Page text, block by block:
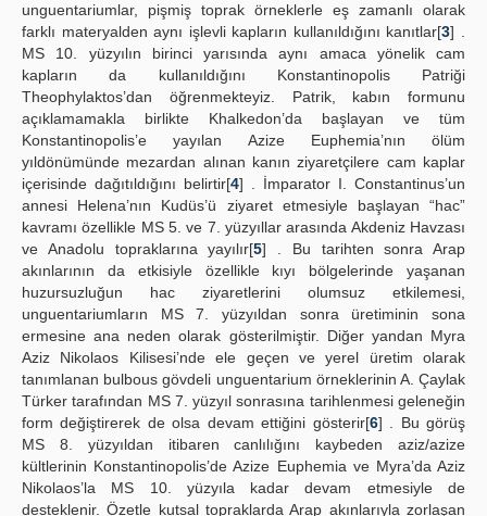
unguentariumlar, pişmiş toprak örneklerle eş zamanlı olarak
farklı materyalden aynı işlevli kapların kullanıldığını kanıtlar[3] .
MS 10. yüzyılın birinci yarısında aynı amaca yönelik cam
kapların da kullanıldığını Konstantinopolis Patriği
Theophylaktos’dan öğrenmekteyiz. Patrik, kabın formunu
açıklamamakla birlikte Khalkedon’da başlayan ve tüm
Konstantinopolis’e yayılan Azize Euphemia’nın ölüm
yıldönümünde mezardan alınan kanın ziyaretçilere cam kaplar
içerisinde dağıtıldığını belirtir[4] . İmparator I. Constantinus’un
annesi Helena’nın Kudüs’ü ziyaret etmesiyle başlayan “hac”
kavramı özellikle MS 5. ve 7. yüzyıllar arasında Akdeniz Havzası
ve Anadolu topraklarına yayılır[5] . Bu tarihten sonra Arap
akınlarının da etkisiyle özellikle kıyı bölgelerinde yaşanan
huzursuzluğun hac ziyaretlerini olumsuz etkilemesi,
unguentariumların MS 7. yüzyıldan sonra üretiminin sona
ermesine ana neden olarak gösterilmiştir. Diğer yandan Myra
Aziz Nikolaos Kilisesi’nde ele geçen ve yerel üretim olarak
tanımlanan bulbous gövdeli unguentarium örneklerinin A. Çaylak
Türker tarafından MS 7. yüzyıl sonrasına tarihlenmesi geleneğin
form değiştirerek de olsa devam ettiğini gösterir[6] . Bu görüş
MS 8. yüzyıldan itibaren canlılığını kaybeden aziz/azize
kültlerinin Konstantinopolis’de Azize Euphemia ve Myra’da Aziz
Nikolaos’la MS 10. yüzyıla kadar devam etmesiyle de
desteklenir. Özetle kutsal topraklarda Arap akınlarıyla zorlaşan